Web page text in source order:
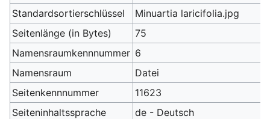
Standardsortierschlüssel
Minuartia laricifolia.jpg
Seitenlänge (in Bytes)
75
Namensraumkennnummer 6
Namensraum
Datei
Seitenkennnummer
11623
Seiteninhaltssprache
de - Deutsch